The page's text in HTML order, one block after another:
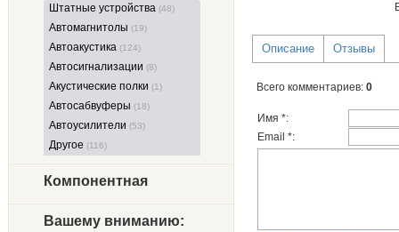
Штатные устройства (48)
Автомагнитолы (19)
Автоакустика (124)
Автосигнализации (8)
Акустические полки (1)
Автосабвуферы (18)
Автоусилители (53)
Другое (116)
Компонентная
Вашему вниманию:
Описание Отзывы
Всего комментариев: 0
Имя *:
Email *: